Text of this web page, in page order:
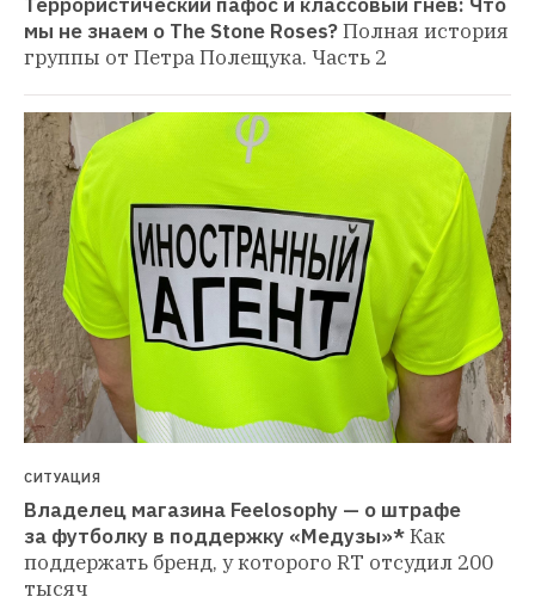
Террористический пафос и классовый гнев: Что
мы не знаем о The Stone Roses?Полная история
группы от Петра Полещука. Часть 2
СИТУАЦИЯ
Владелец магазина Feelosophy — о штрафе
за футболку в поддержку «Медузы»*Как
поддержать бренд, у которого RT отсудил 200
тысяч